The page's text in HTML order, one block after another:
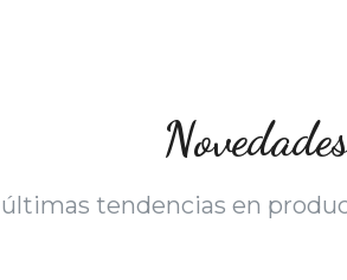
Novedades
tendencias en